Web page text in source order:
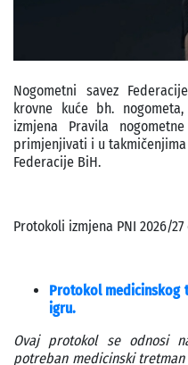
Nogometni savez
krovne kuće bh.
izmjena Pravila
primjenjivati i u
Federacije BiH.
Protokoli izmjena PNI 2026/
Protokol medicinskog
igru.
Ovaj protokol se odnosi
potreban medicinski